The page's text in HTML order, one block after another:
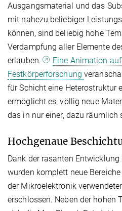
Ausgangsmaterial und das
mit nahezu beliebiger
können, sind beliebig hohe
Verdampfung aller Elemente
erlauben.
Eine Animation
Festkörperforschung
für Schicht eine Heterostruktur
ermöglicht es, völlig neue
das in nur einer, dazu räumlich
Hochgenaue
Dank der rasanten
wurden komplett neue
der Mikroelektronik
erschlossen. Neben der hohen